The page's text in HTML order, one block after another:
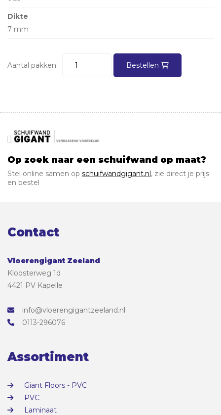
Dikte
7 mm
Aantal pakken Bestellen
Op zoek naar een schuifwand op maat?
Stel online samen op schuifwandgigant.nl, zie direct je prijs
en bestel
Contact
Vloerengigant Zeeland
Kloosterweg 1d
4421 PV Kapelle
info@vloerengigantzeeland.nl
0113-296076
Assortiment
Giant Floors - PVC
PVC
Laminaat